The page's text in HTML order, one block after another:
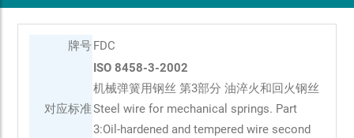
牌号 FDC
对应标准
ISO 8458-3-2002
机械弹簧用钢丝 第3部分 油淬火和回火钢丝
Steel wire for mechanical springs. Part
3:Oil-hardened and tempered wire second